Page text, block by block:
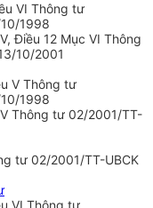
VI Thông tư
1998
Điều 12 Mục VI Thông
10/2001
V Thông tư
1998
Thông tư 02/2001/TT-
tư 02/2001/TT-UBCK
VI Thông tư